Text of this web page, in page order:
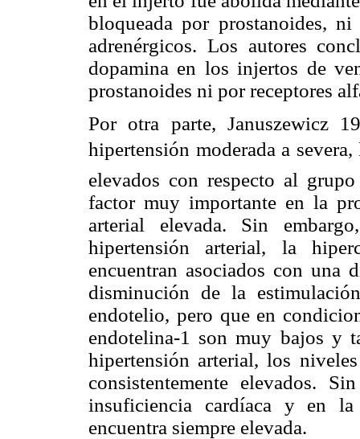
bloqueada por prostanoides,
adrenérgicos. Los autores
dopamina en los injertos de
prostanoides ni por receptores
Por otra parte, Januszewicz
hipertensión moderada a
elevados con respecto al
factor muy importante en la
arterial elevada. Sin
hipertensión arterial, la
encuentran asociados con una
disminución de la
endotelio, pero que en
endotelina-1 son muy bajos y
hipertensión arterial, los
consistentemente elevados.
insuficiencia cardíaca y en
encuentra siempre elevada.